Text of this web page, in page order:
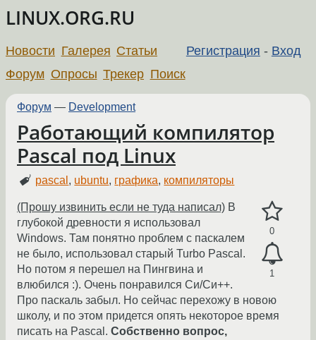
LINUX.ORG.RU
Регистрация - Вход
Новости Галерея Статьи
Форум Опросы Трекер Поиск
Форум — Development
Работающий компилятор
Pascal под Linux
pascal , ubuntu, графика, компиляторы
0
1
(Прошу извинить если не туда написал) В
глубокой древности я использовал
Windows. Там понятно проблем с паскалем
не было, использовал старый Turbo Pascal.
Но потом я перешел на Пингвина и
влюбился :). Очень понравился Си/Си++.
Про паскаль забыл. Но сейчас перехожу в новою
школу, и по этом придется опять некоторое время
писать на Pascal. Собственно вопрос,